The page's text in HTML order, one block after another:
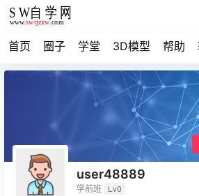
首页 圈子 学堂 3D模型 帮助
user48889
学前班 Lv0